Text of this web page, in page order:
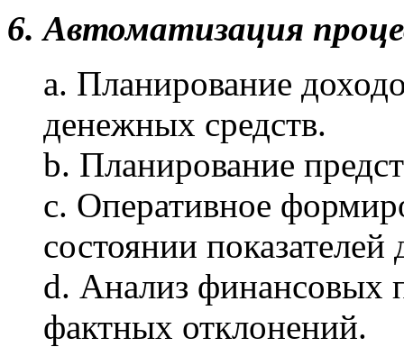
6. Автоматизация
a. Планирование
денежных средств.
b. Планирование
c. Оперативное
состоянии
d. Анализ финансовых
фактных отклонений.